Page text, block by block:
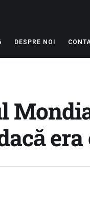
DESPRE NOI